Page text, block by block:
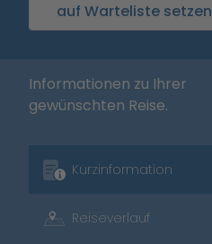
auf Warteliste setzen
Informationen zu Ihrer
gewünschten Reise.
Kurzinformation
Reiseverlauf